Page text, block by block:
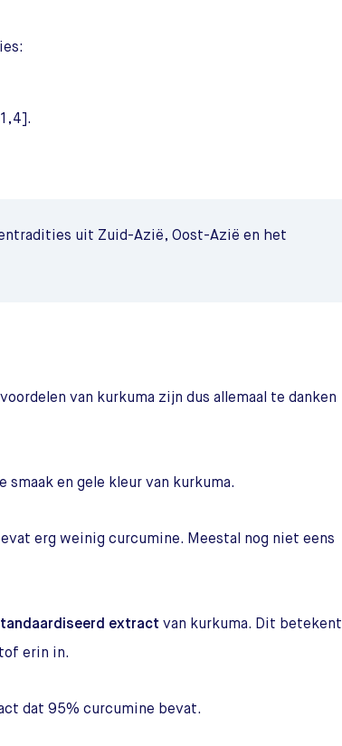
uit Zuid-Azië, Oost-Azië en het
van kurkuma zijn dus allemaal te danken
en gele kleur van kurkuma.
erg weinig curcumine. Meestal nog niet eens
extract van kurkuma. Dit betekent
erin in.
dat 95% curcumine bevat.